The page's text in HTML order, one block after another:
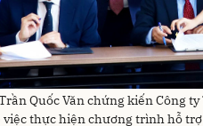
Quốc Văn chứng kiến Công
việc thực hiện chương trình hỗ